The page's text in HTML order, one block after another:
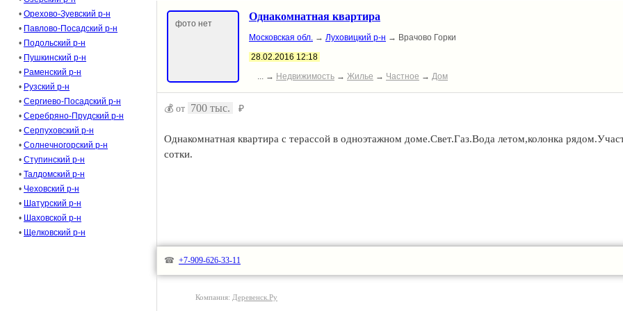
• Орехово-Зуевский р-н
• Павлово-Посадский р-н
• Подольский р-н
• Пушкинский р-н
• Раменский р-н
• Рузский р-н
• Сергиево-Посадский р-н
• Серебряно-Прудский р-н
• Серпуховский р-н
• Солнечногорский р-н
• Ступинский р-н
• Талдомский р-н
• Чеховский р-н
• Шатурский р-н
• Шаховской р-н
• Щелковский р-н
фото нет
Однакомнатная квартира
Московская обл. → Луховицкий р-н → Врачово Горки
28.02.2016 12:18
... → Недвижимость → Жилье → Частное → Дом
💰 от 700 тыс. ₽
Однакомнатная квартира с терассой в одноэтажном доме.Свет.Газ.Вода летом,колонка
сотки.
☎ +7-909-626-33-11
Компания: Деревенск.Ру